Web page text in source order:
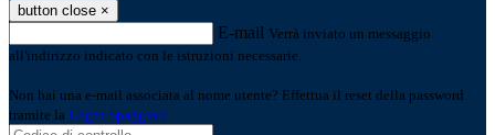
button close ×
E-mail Verrà inviato un messaggio
all'indirizzo indicato con le istruzioni necessarie.
Non hai una e-mail associata al nome utente? Effettua il reset della password
tramite la Login Spaggiari